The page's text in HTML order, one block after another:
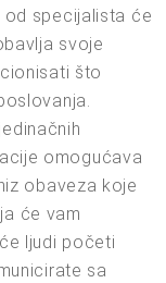
specijalista će
svoje
što
omogućava
obaveza koje
će vam
ljudi početi
sa